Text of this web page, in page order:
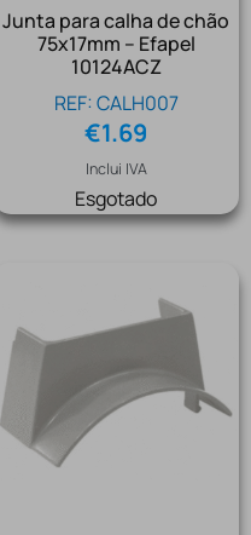
Junta para calha de chão
75x17mm – Efapel
10124ACZ
REF: CALH007
€1.69
Inclui IVA
Esgotado